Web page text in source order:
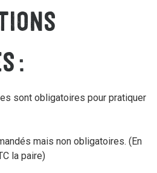
sont obligatoires pour pratiquer
mais non obligatoires. (En
la paire)